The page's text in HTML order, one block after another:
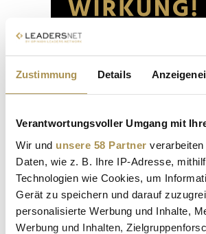
Zustimmung Details
Verantwortungsvoller Umgang mit
Wir und unsere 58 Partner
Daten, wie z. B. Ihre IP-Adresse,
Technologien wie Cookies, um
Gerät zu speichern und darauf
personalisierte Werbung und Inhalte,
Werbung und Inhalten,